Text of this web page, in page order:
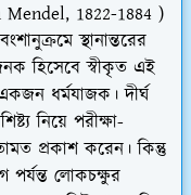
Mendel, 1822-1884 )
স্থানান্তরের
হিসেবে স্বীকৃত এই
একজন ধর্মযাজক। দীর্ঘ
নিয়ে পরীক্ষা-
প্রকাশ করেন । কিন্তু
পর্যন্ত লোকচক্ষুর